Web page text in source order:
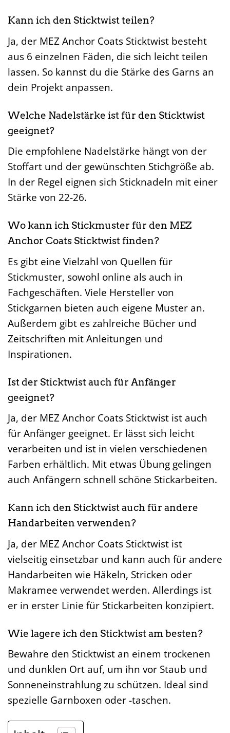
Kann ich den Sticktwist teilen?
Ja, der MEZ Anchor Coats Sticktwist besteht
aus 6 einzelnen Fäden, die sich leicht teilen
lassen. So kannst du die Stärke des Garns an
dein Projekt anpassen.
Welche Nadelstärke ist für den Sticktwist
geeignet?
Die empfohlene Nadelstärke hängt von der
Stoffart und der gewünschten Stichgröße ab.
In der Regel eignen sich Sticknadeln mit einer
Stärke von 22-26.
Wo kann ich Stickmuster für den MEZ
Anchor Coats Sticktwist finden?
Es gibt eine Vielzahl von Quellen für
Stickmuster, sowohl online als auch in
Fachgeschäften. Viele Hersteller von
Stickgarnen bieten auch eigene Muster an.
Außerdem gibt es zahlreiche Bücher und
Zeitschriften mit Anleitungen und
Inspirationen.
Ist der Sticktwist auch für Anfänger
geeignet?
Ja, der MEZ Anchor Coats Sticktwist ist auch
für Anfänger geeignet. Er lässt sich leicht
verarbeiten und ist in vielen verschiedenen
Farben erhältlich. Mit etwas Übung gelingen
auch Anfängern schnell schöne Stickarbeiten.
Kann ich den Sticktwist auch für andere
Handarbeiten verwenden?
Ja, der MEZ Anchor Coats Sticktwist ist
vielseitig einsetzbar und kann auch für andere
Handarbeiten wie Häkeln, Stricken oder
Makramee verwendet werden. Allerdings ist
er in erster Linie für Stickarbeiten konzipiert.
Wie lagere ich den Sticktwist am besten?
Bewahre den Sticktwist an einem trockenen
und dunklen Ort auf, um ihn vor Staub und
Sonneneinstrahlung zu schützen. Ideal sind
spezielle Garnboxen oder -taschen.